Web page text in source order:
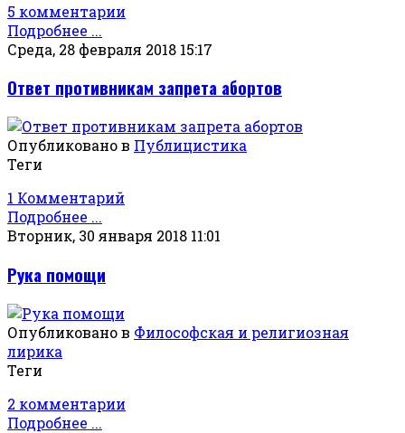
5 комментарии
Подробнее ...
Среда, 28 февраля 2018 15:17
Ответ противникам запрета абортов
Опубликовано в Публицистика
Теги
1 Комментарий
Подробнее ...
Вторник, 30 января 2018 11:01
Рука помощи
Опубликовано в Философская и религиозная
лирика
Теги
2 комментарии
Подробнее ...